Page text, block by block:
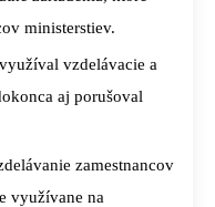
ministerstiev.
vzdelávacie a
aj porušoval
zamestnancov
využívane na